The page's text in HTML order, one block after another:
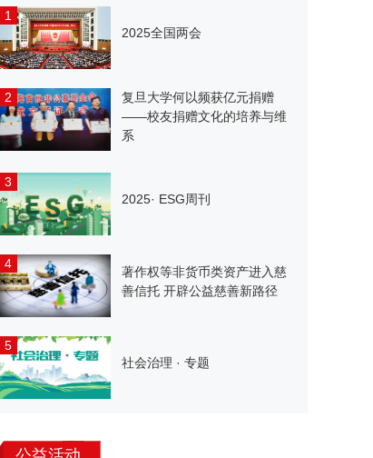
1
2025全国两会
2
复旦大学何以频获亿元捐赠
——校友捐赠文化的培养与维
系
3
2025· ESG周刊
4
著作权等非货币类资产进入慈
善信托 开辟公益慈善新路径
5
社会治理 · 专题